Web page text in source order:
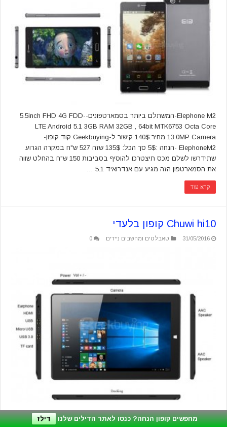
Elephone M2-המשתלם ביותר בסמארטפונים-5.5inch FHD 4G FDD-
LTE Android 5.1 3GB RAM 32GB , 64bit MTK6753 Octa Core
13.0MP Camera מחיר:140$ קישור ל-Geekbuying קוד קופון-
ElephoneM2 -הנחה :5$ סך הכל: 135$ שזה 527 ש"ח במקרה הגרוע
שתידרשו לשלם מכס תיצטרכו להוסיף בסביבות 150 ש"ח בהחלט שווה
את הסמארטפון הזה מגיע עם אנדרואיד 5.1 …
קרא עוד
Chuwi hi10 קופון בלעדי
31/05/2016 טאבלטים ומחשבים ניידים 0
Chuwi hi10 קופון בלעדי של 16$ הנחה בלעדית לאתר geekbuy רק אצנו
הטאבלט הנפלא הזה במחיר הזול ביותר שתמצאו !! מחיר: 169$ אחרי
מחפשים קופון הנחה? כנסו לאתר הדילים שלנו דילז